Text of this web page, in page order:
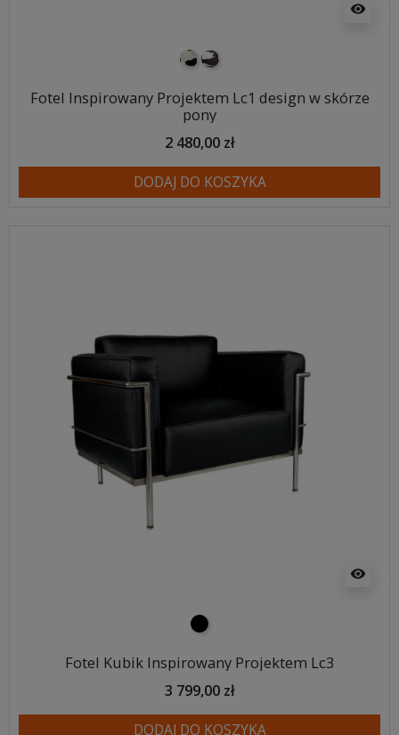
visibility
pony biało-czarne
pony biało-brązowe
Fotel Inspirowany Projektem Lc1 design w skórze
pony
2 480,00 zł
DODAJ DO KOSZYKA
visibility
czarny
Fotel Kubik Inspirowany Projektem Lc3
3 799,00 zł
DODAJ DO KOSZYKA